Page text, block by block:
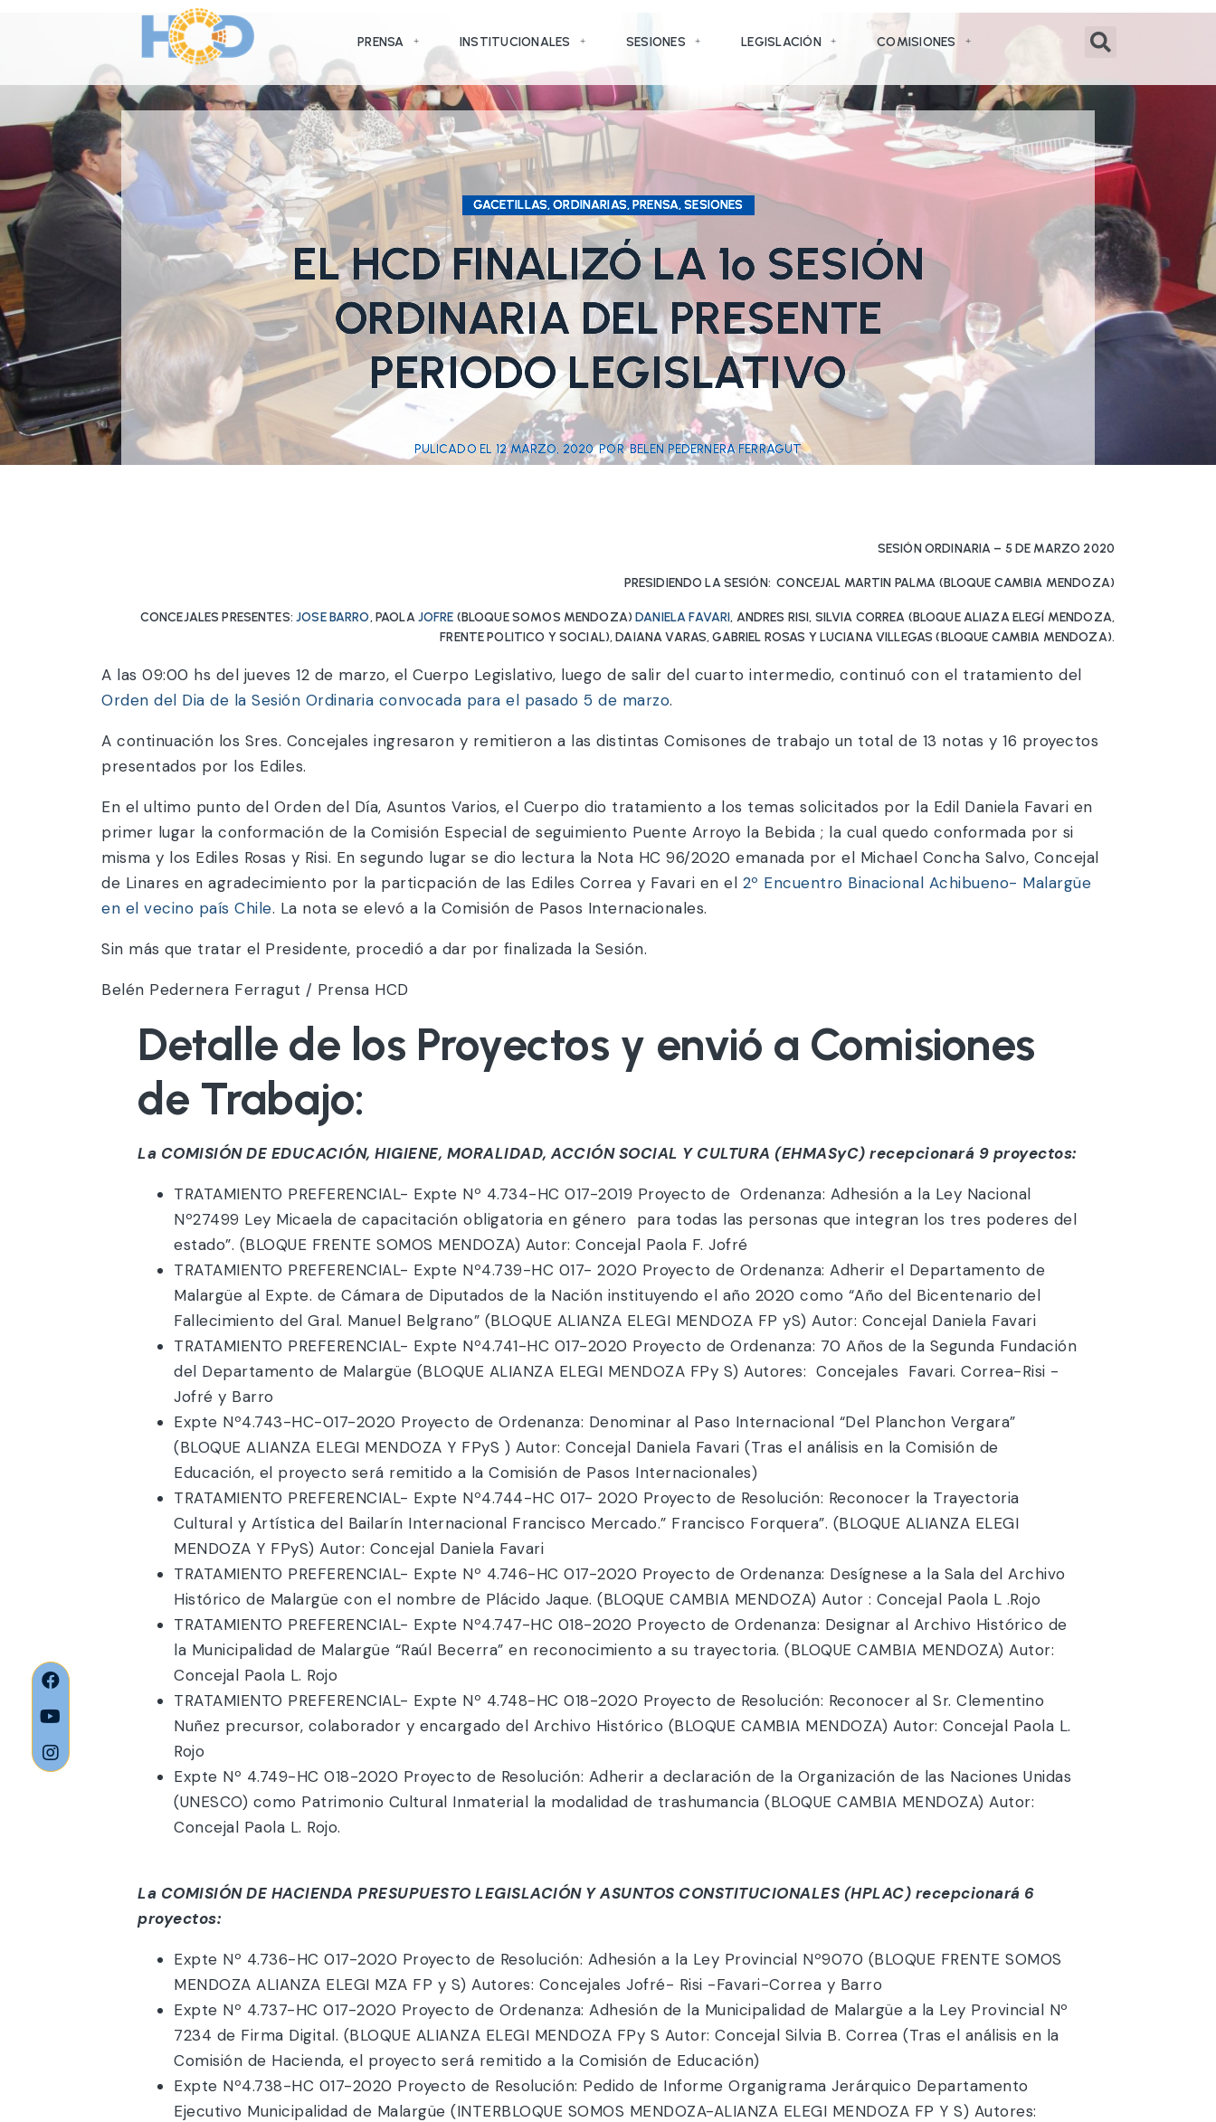
PRENSA INSTITUCIONALES SESIONES LEGISLACIÓN COMISIONES
GACETILLAS, ORDINARIAS, PRENSA, SESIONES
EL HCD FINALIZÓ LA 1º SESIÓN
ORDINARIA DEL PRESENTE
PERIODO LEGISLATIVO
PULICADO EL 12 MARZO, 2020 POR BELEN PEDERNERA FERRAGUT
SESIÓN ORDINARIA – 5 DE MARZO 2020
PRESIDIENDO LA SESIÓN: CONCEJAL MARTIN PALMA (BLOQUE CAMBIA MENDOZA)
CONCEJALES PRESENTES:JOSE BARRO, PAOLAJOFRE (BLOQUE SOMOS MENDOZA)DANIELA FAVARI, ANDRES RISI, SILVIA CORREA (BLOQUE ALIAZA ELEGÍ MENDOZA,
FRENTE POLITICO Y SOCIAL), DAIANA VARAS, GABRIEL ROSAS Y LUCIANA VILLEGAS (BLOQUE CAMBIA MENDOZA).
A las 09:00 hs del jueves 12 de marzo, el Cuerpo Legislativo, luego de salir del cuarto intermedio, continuó con el tratamiento del
Orden del Dia de la Sesión Ordinaria convocada para el pasado 5 de marzo.
A continuación los Sres. Concejales ingresaron y remitieron a las distintas Comisones de trabajo un total de 13 notas y 16 proyectos
presentados por los Ediles.
En el ultimo punto del Orden del Día, Asuntos Varios, el Cuerpo dio tratamiento a los temas solicitados por la Edil Daniela Favari en
primer lugar la conformación de la Comisión Especial de seguimiento Puente Arroyo la Bebida ; la cual quedo conformada por si
misma y los Ediles Rosas y Risi. En segundo lugar se dio lectura la Nota HC 96/2020 emanada por el Michael Concha Salvo, Concejal
de Linares en agradecimiento por la particpación de las Ediles Correa y Favari en el 2º Encuentro Binacional Achibueno- Malargüe
en el vecino país Chile. La nota se elevó a la Comisión de Pasos Internacionales.
Sin más que tratar el Presidente, procedió a dar por finalizada la Sesión.
Belén Pedernera Ferragut / Prensa HCD
Detalle de los Proyectos y envió a Comisiones
de Trabajo:
La COMISIÓN DE EDUCACIÓN, HIGIENE, MORALIDAD, ACCIÓN SOCIAL Y CULTURA (EHMASyC) recepcionará 9 proyectos:
TRATAMIENTO PREFERENCIAL- Expte Nº 4.734-HC 017-2019 Proyecto de Ordenanza: Adhesión a la Ley Nacional
Nº27499 Ley Micaela de capacitación obligatoria en género para todas las personas que integran los tres poderes del
estado”. (BLOQUE FRENTE SOMOS MENDOZA) Autor: Concejal Paola F. Jofré
TRATAMIENTO PREFERENCIAL- Expte Nº4.739-HC 017- 2020 Proyecto de Ordenanza: Adherir el Departamento de
Malargüe al Expte. de Cámara de Diputados de la Nación instituyendo el año 2020 como “Año del Bicentenario del
Fallecimiento del Gral. Manuel Belgrano” (BLOQUE ALIANZA ELEGI MENDOZA FP yS) Autor: Concejal Daniela Favari
TRATAMIENTO PREFERENCIAL- Expte Nº4.741-HC 017-2020 Proyecto de Ordenanza: 70 Años de la Segunda Fundación
del Departamento de Malargüe (BLOQUE ALIANZA ELEGI MENDOZA FPy S) Autores: Concejales Favari. Correa-Risi -
Jofré y Barro
Expte Nº4.743-HC-017-2020 Proyecto de Ordenanza: Denominar al Paso Internacional “Del Planchon Vergara”
(BLOQUE ALIANZA ELEGI MENDOZA Y FPyS ) Autor: Concejal Daniela Favari (Tras el análisis en la Comisión de
Educación, el proyecto será remitido a la Comisión de Pasos Internacionales)
TRATAMIENTO PREFERENCIAL- Expte Nº4.744-HC 017- 2020 Proyecto de Resolución: Reconocer la Trayectoria
Cultural y Artística del Bailarín Internacional Francisco Mercado.” Francisco Forquera”. (BLOQUE ALIANZA ELEGI
MENDOZA Y FPyS) Autor: Concejal Daniela Favari
TRATAMIENTO PREFERENCIAL- Expte Nº 4.746-HC 017-2020 Proyecto de Ordenanza: Desígnese a la Sala del Archivo
Histórico de Malargüe con el nombre de Plácido Jaque. (BLOQUE CAMBIA MENDOZA) Autor : Concejal Paola L .Rojo
TRATAMIENTO PREFERENCIAL- Expte Nº4.747-HC 018-2020 Proyecto de Ordenanza: Designar al Archivo Histórico de
la Municipalidad de Malargüe “Raúl Becerra” en reconocimiento a su trayectoria. (BLOQUE CAMBIA MENDOZA) Autor:
Concejal Paola L. Rojo
TRATAMIENTO PREFERENCIAL- Expte Nº 4.748-HC 018-2020 Proyecto de Resolución: Reconocer al Sr. Clementino
Nuñez precursor, colaborador y encargado del Archivo Histórico (BLOQUE CAMBIA MENDOZA) Autor: Concejal Paola L.
Rojo
Expte Nº 4.749-HC 018-2020 Proyecto de Resolución: Adherir a declaración de la Organización de las Naciones Unidas
(UNESCO) como Patrimonio Cultural Inmaterial la modalidad de trashumancia (BLOQUE CAMBIA MENDOZA) Autor:
Concejal Paola L. Rojo.
La COMISIÓN DE HACIENDA PRESUPUESTO LEGISLACIÓN Y ASUNTOS CONSTITUCIONALES (HPLAC) recepcionará 6
proyectos:
Expte Nº 4.736-HC 017-2020 Proyecto de Resolución: Adhesión a la Ley Provincial Nº9070 (BLOQUE FRENTE SOMOS
MENDOZA ALIANZA ELEGI MZA FP y S) Autores: Concejales Jofré- Risi -Favari-Correa y Barro
Expte Nº 4.737-HC 017-2020 Proyecto de Ordenanza: Adhesión de la Municipalidad de Malargüe a la Ley Provincial Nº
7234 de Firma Digital. (BLOQUE ALIANZA ELEGI MENDOZA FPy S Autor: Concejal Silvia B. Correa (Tras el análisis en la
Comisión de Hacienda, el proyecto será remitido a la Comisión de Educación)
Expte Nº4.738-HC 017-2020 Proyecto de Resolución: Pedido de Informe Organigrama Jerárquico Departamento
Ejecutivo Municipalidad de Malargüe (INTERBLOQUE SOMOS MENDOZA-ALIANZA ELEGI MENDOZA FP Y S) Autores: